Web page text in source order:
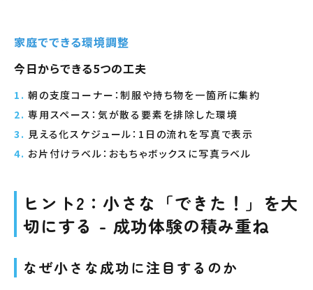
家庭でできる環境調整
今日からできる5つの工夫
朝の支度コーナー：制服や持ち物を一箇所に集約
専用スペース：気が散る要素を排除した環境
見える化スケジュール：1日の流れを写真で表示
お片付けラベル：おもちゃボックスに写真ラベル
ヒント2：小さな「できた！」を大
切にする - 成功体験の積み重ね
なぜ小さな成功に注目するのか